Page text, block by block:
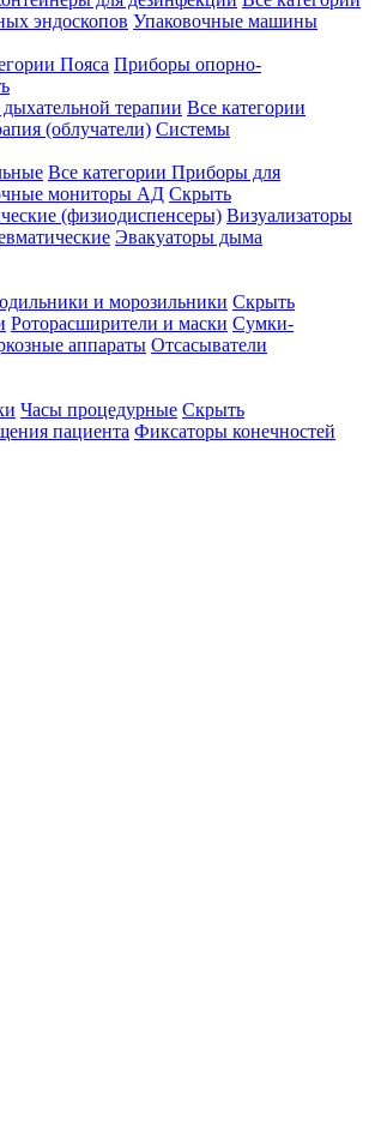
эндоскопов Упаковочные машины
Пояса Приборы опорно-
терапии Все категории
(облучатели) Системы
Все категории Приборы для
мониторы АД Скрыть
(физиодиспенсеры) Визуализаторы
Эвакуаторы дыма
и морозильники Скрыть
Роторасширители и маски Сумки-
аппараты Отсасыватели
Часы процедурные Скрыть
пациента Фиксаторы конечностей